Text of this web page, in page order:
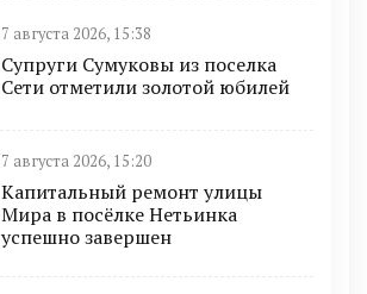
7 августа 2026, 15:38
Супруги Сумуковы из поселка
Сети отметили золотой юбилей
7 августа 2026, 15:20
Капитальный ремонт улицы
Мира в посёлке Нетьинка
успешно завершен